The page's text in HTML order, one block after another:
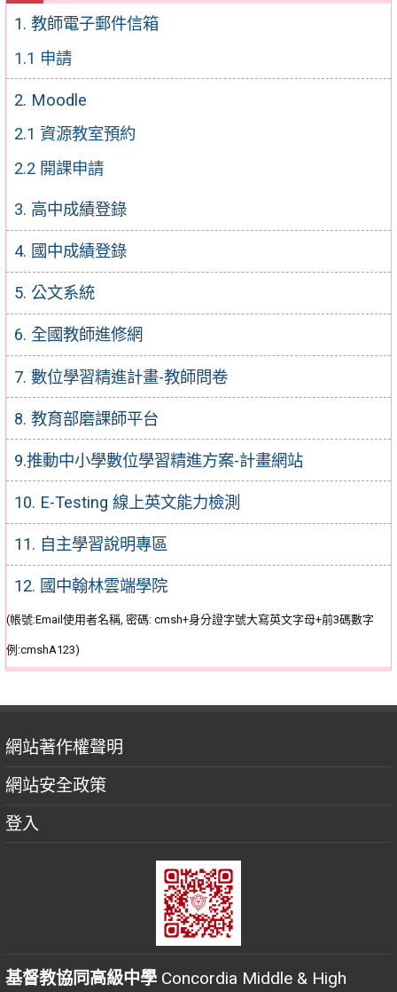
1. 教師電子郵件信箱
1.1 申請
2. Moodle
2.1 資源教室預約
2.2 開課申請
3. 高中成績登錄
4. 國中成績登錄
5. 公文系統
6. 全國教師進修網
7. 數位學習精進計畫-教師問卷
8. 教育部磨課師平台
9.推動中小學數位學習精進方案-計畫網站
10. E-Testing 線上英文能力檢測
11. 自主學習說明專區
12. 國中翰林雲端學院
(帳號:Email使用者名稱, 密碼: cmsh+身分證字號大寫英文字母+前3碼數字
例:cmshA123)
網站著作權聲明
網站安全政策
登入
基督教協同高級中學 Concordia Middle & High